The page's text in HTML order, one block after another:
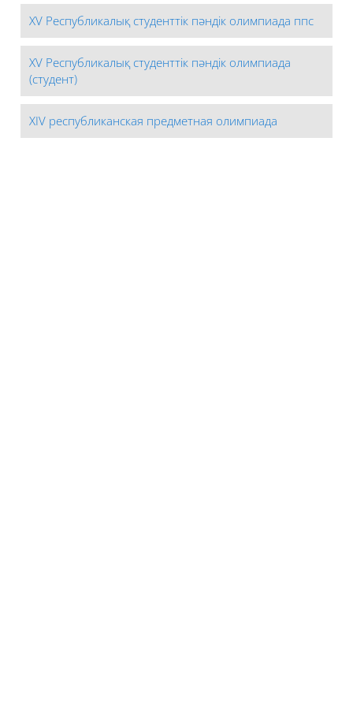
XV Республикалық студенттік пәндік олимпиада ппс
XV Республикалық студенттік пәндік олимпиада
(cтудент)
XIV республиканская предметная олимпиада